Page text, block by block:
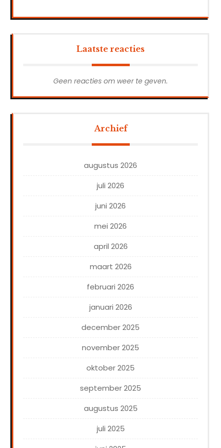
Laatste reacties
Geen reacties om weer te geven.
Archief
augustus 2026
juli 2026
juni 2026
mei 2026
april 2026
maart 2026
februari 2026
januari 2026
december 2025
november 2025
oktober 2025
september 2025
augustus 2025
juli 2025